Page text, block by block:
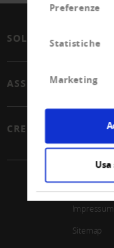
Preferenze
Statistiche
Marketing
SOLUZIONI
ASSOCIAZIONE
CREDITREFORM
© 2026
Impressum
Sitemap